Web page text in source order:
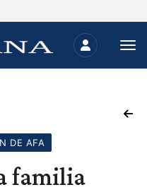
DE AFA
familia